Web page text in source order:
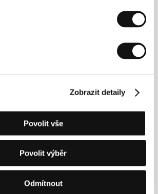
Zobrazit detaily
Povolit vše
Povolit výběr
Odmítnout
(1964, Francie). Vybraná filmografie:
(Mais qui a tué Pamela Rose?,
(Un ticket pour l'espace
žít svůj život(L'Homme qui voulait
(2014).